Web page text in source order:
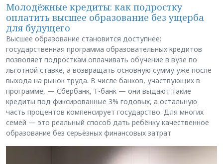
Молодёжные кредиты: как подростку
оплатить высшее образование без ущерба
для будущего
Высшее образование становится доступнее:
государственная программа образовательных кредитов
позволяет подросткам оплачивать обучение в вузе по
льготной ставке, а возвращать основную сумму уже после
выхода на рынок труда. В числе банков, участвующих в
программе, — Сбербанк, Т-банк — они выдают такие
кредиты под фиксированные 3% годовых, а остальную
часть процентов компенсирует государство. Для многих
семей — это реальный способ дать ребёнку качественное
образование без серьёзных финансовых затрат